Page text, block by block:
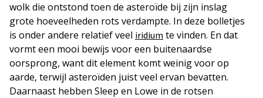
wolk die ontstond toen de asteroïde bij zijn inslag
grote hoeveelheden rots verdampte. In deze bolletjes
is onder andere relatief veel iridium te vinden. En dat
vormt een mooi bewijs voor een buitenaardse
oorsprong, want dit element komt weinig voor op
aarde, terwijl asteroïden juist veel ervan bevatten.
Daarnaast hebben Sleep en Lowe in de rotsen